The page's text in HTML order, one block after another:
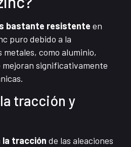
bastante resistente en
puro debido a la
como aluminio,
mejoran significativamente
tracción y
la tracción de las aleaciones